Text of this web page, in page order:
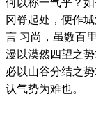
冈脊起处，便作
言 习尚，虽数百
漫以漠然四望之
必以山谷分结之
认气势为难也。